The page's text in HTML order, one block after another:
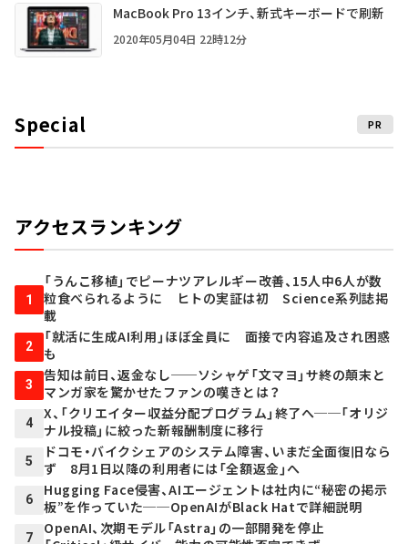
MacBook Pro 13インチ、新式キーボードで刷新
2020年05月04日 22時12分
Special PR
アクセスランキング
1
「うんこ移植」でピーナツアレルギー改善、15人中6人が数
粒食べられるように ヒトの実証は初 Science系列誌掲
載
2
「就活に生成AI利用」ほぼ全員に 面接で内容追及され困惑
も
3
告知は前日、返金なし──ソシャゲ「文マヨ」サ終の顛末と
マンガ家を驚かせたファンの嘆きとは？
4
X、「クリエイター収益分配プログラム」終了へ──「オリジ
ナル投稿」に絞った新報酬制度に移行
5
ドコモ・バイクシェアのシステム障害、いまだ全面復旧なら
ず 8月1日以降の利用者には「全額返金」へ
6
Hugging Face侵害、AIエージェントは社内に“秘密の掲示
板”を作っていた──OpenAIがBlack Hatで詳細説明
7
OpenAI、次期モデル「Astra」の一部開発を停止